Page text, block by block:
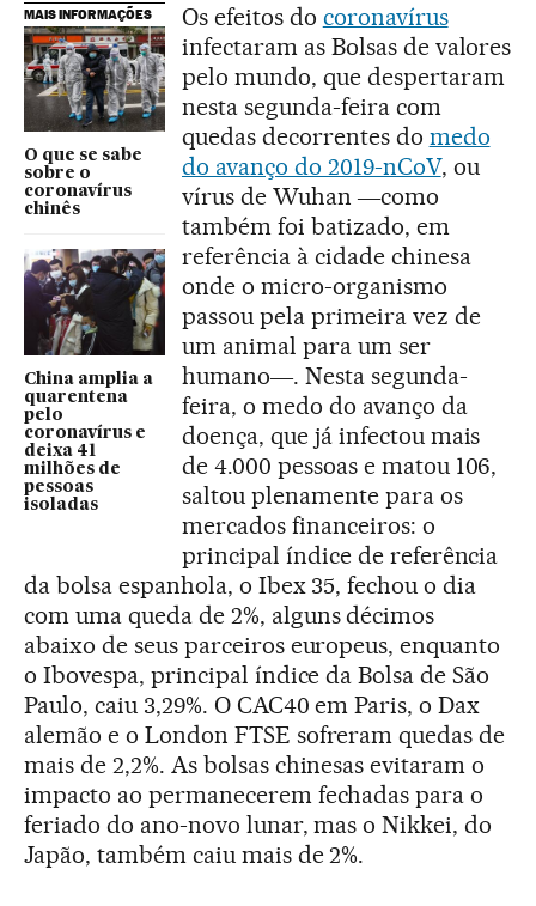
MAIS INFORMAÇÕES
O que se sabe
sobre o
coronavírus
chinês
China amplia a
quarentena
pelo
coronavírus e
deixa 41
milhões de
pessoas
isoladas
Os efeitos do coronavírus
infectaram as Bolsas de valores
pelo mundo, que despertaram
nesta segunda-feira com
quedas decorrentes do medo
do avanço do 2019-nCoV, ou
vírus de Wuhan ―como
também foi batizado, em
referência à cidade chinesa
onde o micro-organismo
passou pela primeira vez de
um animal para um ser
humano―. Nesta segunda-
feira, o medo do avanço da
doença, que já infectou mais
de 4.000 pessoas e matou 106,
saltou plenamente para os
mercados financeiros: o
principal índice de referência
da bolsa espanhola, o Ibex 35, fechou o dia
com uma queda de 2%, alguns décimos
abaixo de seus parceiros europeus, enquanto
o Ibovespa, principal índice da Bolsa de São
Paulo, caiu 3,29%. O CAC40 em Paris, o Dax
alemão e o London FTSE sofreram quedas de
mais de 2,2%. As bolsas chinesas evitaram o
impacto ao permanecerem fechadas para o
feriado do ano-novo lunar, mas o Nikkei, do
Japão, também caiu mais de 2%.